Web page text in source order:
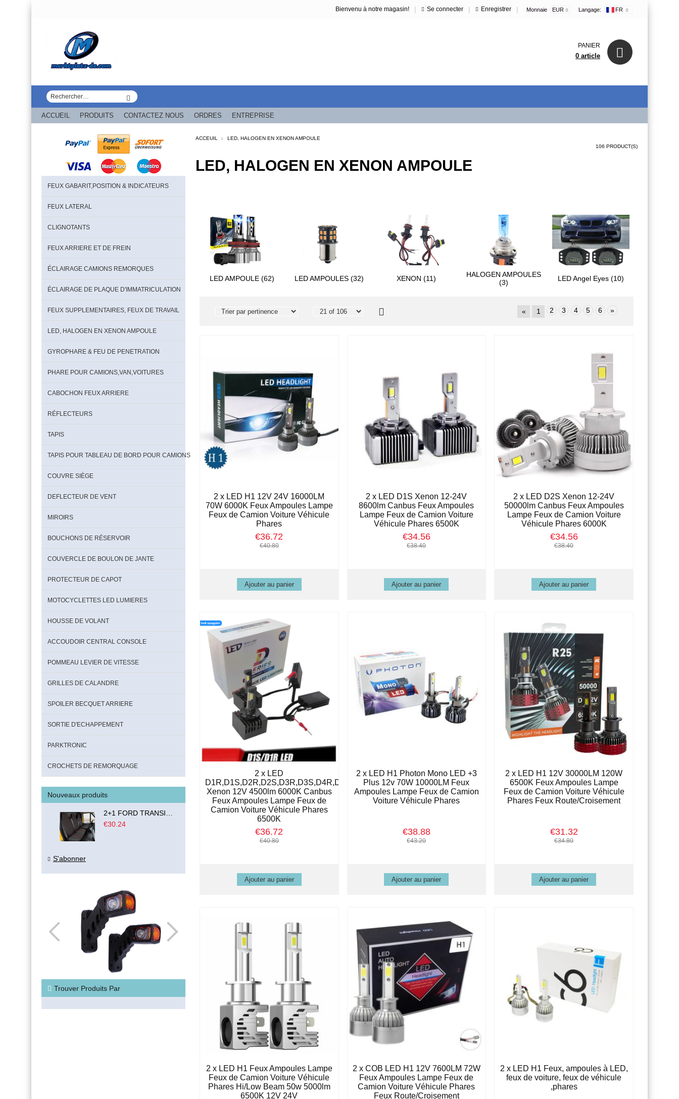
Bienvenu à notre magasin! | Se connecter | Enregistrer | Monnaie EUR Langage: FR
PANIER
0 article
ACCUEIL PRODUITS CONTACTEZ NOUS ORDRES ENTREPRISE
FEUX GABARIT,POSITION & INDICATEURS
FEUX LATERAL
CLIGNOTANTS
FEUX ARRIERE ET DE FREIN
ÉCLAIRAGE CAMIONS REMORQUES
ÉCLAIRAGE DE PLAQUE D'IMMATRICULATION
FEUX SUPPLEMENTAIRES, FEUX DE TRAVAIL
LED, HALOGEN EN XENON AMPOULE
GYROPHARE & FEU DE PENETRATION
PHARE POUR CAMIONS,VAN,VOITURES
CABOCHON FEUX ARRIERE
RÉFLECTEURS
TAPIS
TAPIS POUR TABLEAU DE BORD POUR CAMIONS
COUVRE SIÈGE
DEFLECTEUR DE VENT
MIROIRS
BOUCHONS DE RÉSERVOIR
COUVERCLE DE BOULON DE JANTE
PROTECTEUR DE CAPOT
MOTOCYCLETTES LED LUMIERES
HOUSSE DE VOLANT
ACCOUDOIR CENTRAL CONSOLE
POMMEAU LEVIER DE VITESSE
GRILLES DE CALANDRE
SPOILER BECQUET ARRIERE
SORTIE D'ECHAPPEMENT
PARKTRONIC
CROCHETS DE REMORQUAGE
Nouveaux produits
€30.24
S'abonner
Trouver Produits Par
ACCEUIL
LED, HALOGEN EN XENON AMPOULE
106 PRODUCT(S)
LED, HALOGEN EN XENON AMPOULE
LED AMPOULE (62) LED AMPOULES (32) XENON (11)
HALOGEN AMPOULES
(3)
LED Angel Eyes (10)
« 1 2 3 4 5 6 »
2 x LED H1 12V 24V 16000LM
70W 6000K Feux Ampoules Lampe
Feux de Camion Voiture Véhicule
Phares
€36.72
€40.80
2 x LED D1S Xenon 12-24V
8600lm Canbus Feux Ampoules
Lampe Feux de Camion Voiture
Véhicule Phares 6500K
€34.56
€38.40
2 x LED D2S Xenon 12-24V
50000lm Canbus Feux Ampoules
Lampe Feux de Camion Voiture
Véhicule Phares 6000K
€34.56
€38.40
2 x LED
D1R,D1S,D2R,D2S,D3R,D3S,D4R,D4S
Xenon 12V 4500lm 6000K Canbus
Feux Ampoules Lampe Feux de
Camion Voiture Véhicule Phares
6500K
€36.72
€40.80
2 x LED H1 Photon Mono LED +3
Plus 12v 70W 10000LM Feux
Ampoules Lampe Feux de Camion
Voiture Véhicule Phares
€38.88
€43.20
2 x LED H1 12V 30000LM 120W
6500K Feux Ampoules Lampe
Feux de Camion Voiture Véhicule
Phares Feux Route/Croisement
€31.32
€34.80
2 x LED H1 Feux Ampoules Lampe
Feux de Camion Voiture Véhicule
Phares Hi/Low Beam 50w 5000lm
6500K 12V 24V
2 x COB LED H1 12V 7600LM 72W
Feux Ampoules Lampe Feux de
Camion Voiture Véhicule Phares
Feux Route/Croisement
2 x LED H1 Feux, ampoules à LED,
feux de voiture, feux de véhicule
,phares